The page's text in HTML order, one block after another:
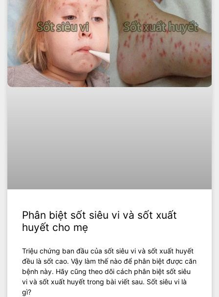
Phân biệt sốt siêu vi và sốt xuất
huyết cho mẹ
Triệu chứng ban đầu của sốt siêu vi và sốt xuất huyết
đều là sốt cao. Vậy làm thế nào để phân biệt được căn
bệnh này. Hãy cũng theo dõi cách phân biệt sốt siêu
vi và sốt xuất huyết trong bài viết sau. Sốt siêu vi là
gì?